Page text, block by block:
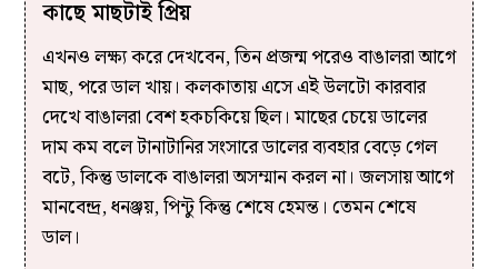
কাছে মাছটাই প্রিয়
এখনও লক্ষ্য করে দেখবেন, তিন প্রজন্ম পরেও বাঙালরা আগে
মাছ, পরে ডাল খায়। কলকাতায় এসে এই উলটো কারবার
দেখে বাঙালরা বেশ হকচকিয়ে ছিল। মাছের চেয়ে ডালের
দাম কম বলে টানাটানির সংসারে ডালের ব্যবহার বেড়ে গেল
বটে, কিন্তু ডালকে বাঙালরা অসম্মান করল না। জলসায় আগে
মানবেন্দ্র, ধনঞ্জয়, পিন্টু কিন্তু শেষে হেমন্ত। তেমন শেষে
ডাল।